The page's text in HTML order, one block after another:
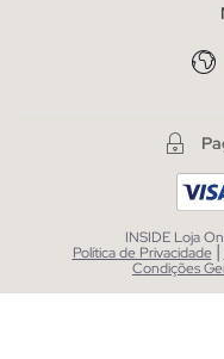
INSIDE Loja
Política de Privacidade |
Condições